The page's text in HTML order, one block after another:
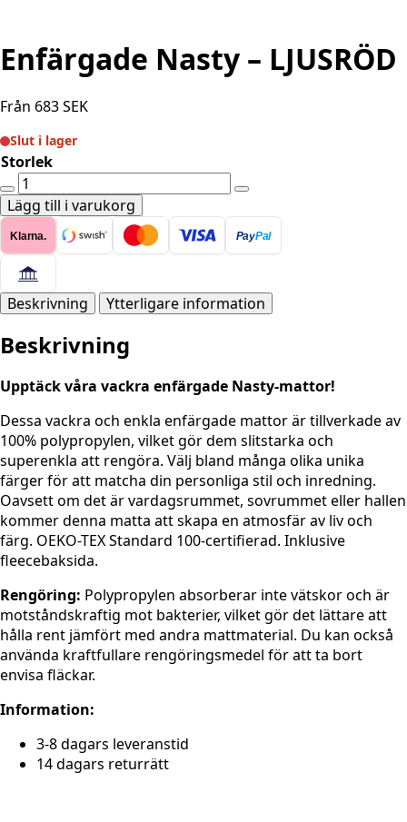
Enfärgade Nasty – LJUSRÖD
Från 683SEK
Slut i lager
Storlek
Enfärgade
Nasty
-
LJUSRÖD
mängd
Lägg till i varukorg
Klarna. PayPal
Beskrivning Ytterligare information
Beskrivning
Upptäck våra vackra enfärgade Nasty-mattor!
Dessa vackra och enkla enfärgade mattor är tillverkade av
100% polypropylen, vilket gör dem slitstarka och
superenkla att rengöra. Välj bland många olika unika
färger för att matcha din personliga stil och inredning.
Oavsett om det är vardagsrummet, sovrummet eller hallen
kommer denna matta att skapa en atmosfär av liv och
färg. OEKO-TEX Standard 100-certifierad. Inklusive
fleecebaksida.
Rengöring: Polypropylen absorberar inte vätskor och är
motståndskraftig mot bakterier, vilket gör det lättare att
hålla rent jämfört med andra mattmaterial. Du kan också
använda kraftfullare rengöringsmedel för att ta bort
envisa fläckar.
Information:
3-8 dagars leveranstid
14 dagars returrätt